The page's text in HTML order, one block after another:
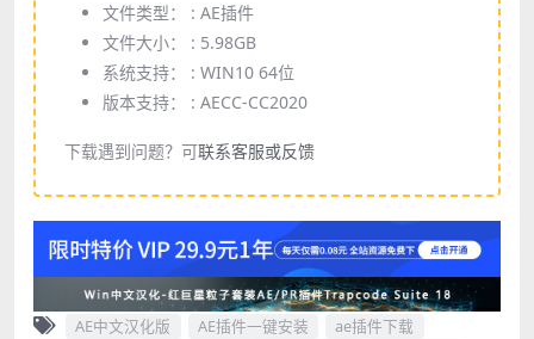
文件类型： : AE插件
文件大小： : 5.98GB
系统支持： : WIN10 64位
版本支持： : AECC-CC2020
下载遇到问题？可联系客服或反馈
AE中文汉化版 AE插件一键安装
ae插件下载